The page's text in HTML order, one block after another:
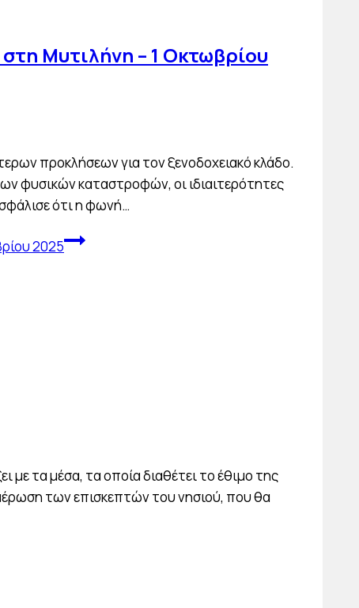
Μυτιλήνη – 1 Οκτωβρίου
προκλήσεων για τον ξενοδοχειακό κλάδο.
φυσικών καταστροφών, οι ιδιαιτερότητες
ότι η φωνή…
2025
τα μέσα, τα οποία διαθέτει το έθιμο της
των επισκεπτών του νησιού, που θα